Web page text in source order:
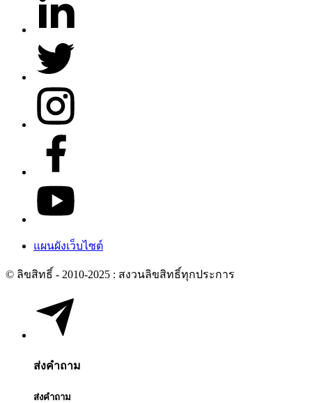
แผนผังเว็บไซต์
© ลิขสิทธิ์ - 2010-2025 : สงวนลิขสิทธิ์ทุกประการ
ส่งคำถาม
ส่งคำถาม